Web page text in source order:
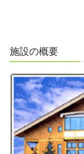
施設の概要